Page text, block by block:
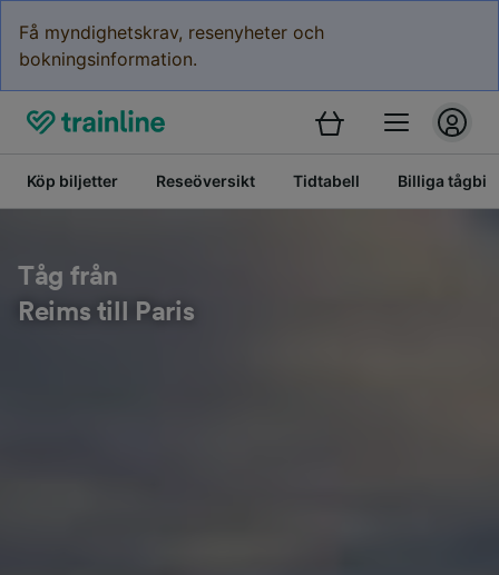
Få myndighetskrav, resenyheter och
bokningsinformation.
Köp biljetter Reseöversikt Tidtabell Billiga
Tåg från
Reims till Paris